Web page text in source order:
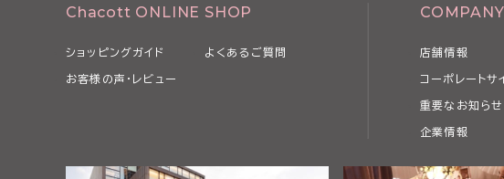
Chacott ONLINE SHOP
ショッピングガイド よくあるご質問
お客様の声・レビュー
COMPANY
店舗情報
コーポレートサ
重要なお知らせ
企業情報